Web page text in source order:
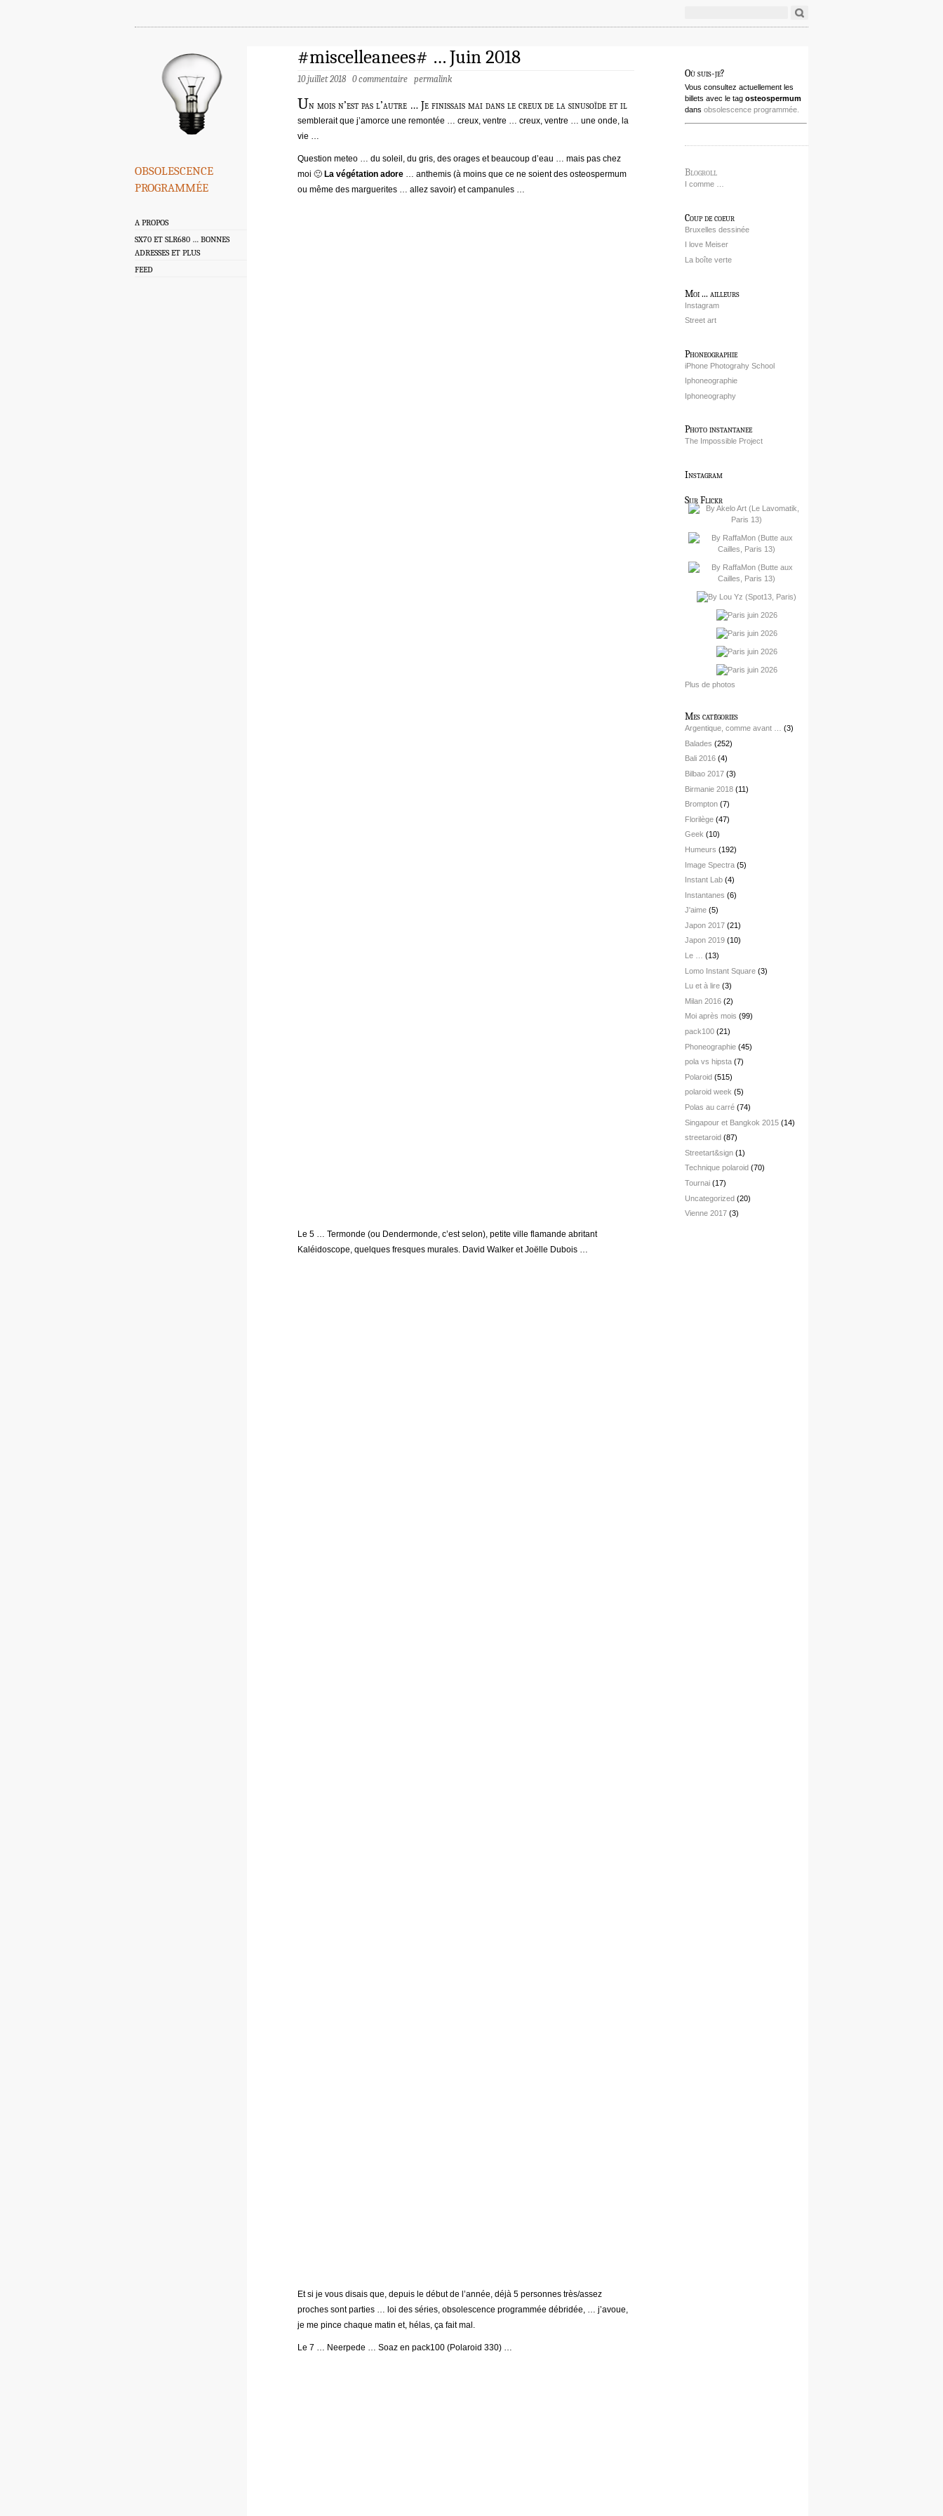
obsolescence
programmée
A PROPOS
SX70 ET SLR680 … BONNES
ADRESSES ET PLUS
FEED
#miscelleanees# … Juin 2018
10 juillet 2018 0 commentaire permalink
Un mois n’est pas l’autre … Je finissais mai dans le creux de la sinusoïde et il
semblerait que j’amorce une remontée … creux, ventre … creux, ventre … une onde, la
vie …
Question meteo … du soleil, du gris, des orages et beaucoup d’eau … mais pas chez
moi 🙂 La végétation adore … anthemis (à moins que ce ne soient des osteospermum
ou même des marguerites … allez savoir) et campanules …
Le 5 … Termonde (ou Dendermonde, c’est selon), petite ville flamande abritant
Kaléidoscope, quelques fresques murales. David Walker et Joëlle Dubois …
Et si je vous disais que, depuis le début de l’année, déjà 5 personnes très/assez
proches sont parties … loi des séries, obsolescence programmée débridée, … j’avoue,
je me pince chaque matin et, hélas, ça fait mal.
Le 7 … Neerpede … Soaz en pack100 (Polaroid 330) …
Où suis-je?
Vous consultez actuellement les
billets avec le tag osteospermum
dans obsolescence programmée.
Blogroll
I comme …
Coup de coeur
Bruxelles dessinée
I love Meiser
La boîte verte
Moi ... ailleurs
Instagram
Street art
Phoneographie
iPhone Photograhy School
Iphoneographie
Iphoneography
Photo instantanee
The Impossible Project
Instagram
Sur Flickr
Plus de photos
Mes catégories
Argentique, comme avant …
(3)
Balades (252)
Bali 2016 (4)
Bilbao 2017 (3)
Birmanie 2018 (11)
Brompton (7)
Florilège (47)
Geek (10)
Humeurs (192)
Image Spectra (5)
Instant Lab (4)
Instantanes (6)
J'aime (5)
Japon 2017 (21)
Japon 2019 (10)
Le …
(13)
Lomo Instant Square (3)
Lu et à lire (3)
Milan 2016 (2)
Moi après mois (99)
pack100 (21)
Phoneographie (45)
pola vs hipsta (7)
Polaroid (515)
polaroid week (5)
Polas au carré (74)
Singapour et Bangkok 2015 (14)
streetaroid (87)
Streetart&sign (1)
Technique polaroid (70)
Tournai (17)
Uncategorized (20)
Vienne 2017 (3)